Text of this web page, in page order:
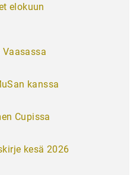
elokuun
kanssa
Cupissa
kesä 2026